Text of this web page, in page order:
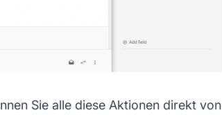
Sie alle diese Aktionen direkt von